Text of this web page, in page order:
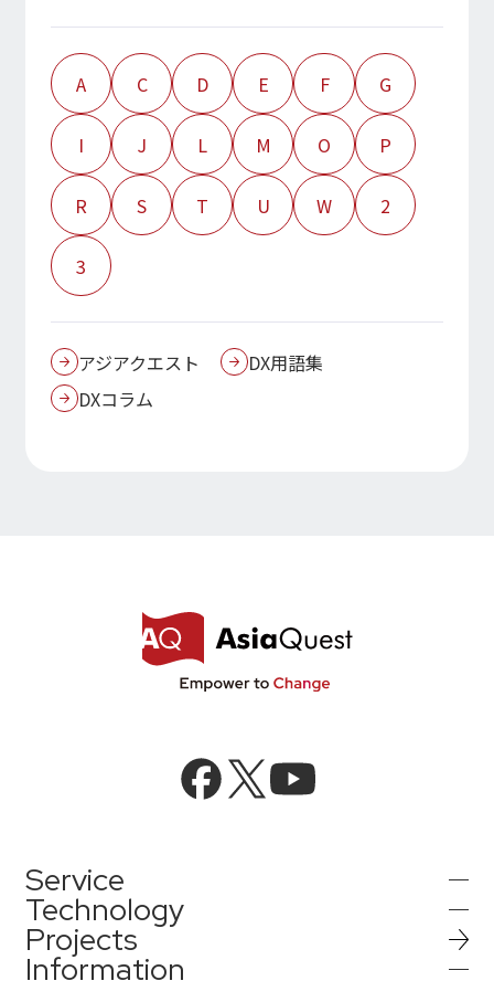
モダナイゼーション
アプリケーション／システム
マルチクラウド導入
データ基盤
Google Cloud／Google Workspace
SaaS／セキュリティシステム
パートナー
クラウド
セキュリティ
EC / MA・CRM / CMS
データ基盤 / ETL
経営成績
財政状態
キャッシュ・フローの状況
IRライブラリ
IRライブラリ一覧
決算短信
決算説明資料
有価証券報告等法定開示資料
株主総会関連資料
適時開示情報
IRカレンダー
電子公告
A C D E F G
I J L M O P
R S T U W 2
3
アジアクエスト
DX用語集
DXコラム
Service
AIインテグレーション
Technology
AI／生成AI
Projects
Information